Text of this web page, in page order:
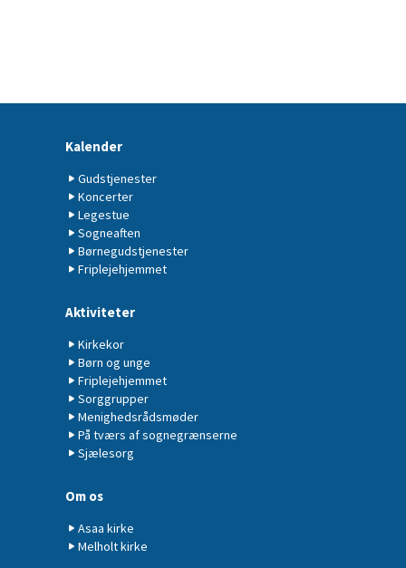
Kalender
Gudstjenester
Koncerter
Legestue
Sogneaften
Børnegudstjenester
Friplejehjemmet
Aktiviteter
Kirkekor
Børn og unge
Friplejehjemmet
Sorggrupper
Menighedsrådsmøder
På tværs af sognegrænserne
Sjælesorg
Om os
Asaa kirke
Melholt kirke